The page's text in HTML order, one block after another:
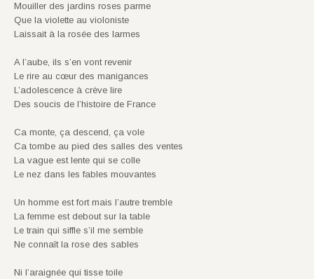
Mouiller des jardins roses parme
Que la violette au violoniste
Laissait à la rosée des larmes
A l’aube, ils s’en vont revenir
Le rire au cœur des manigances
L’adolescence à crève lire
Des soucis de l’histoire de France
Ca monte, ça descend, ça vole
Ca tombe au pied des salles des ventes
La vague est lente qui se colle
Le nez dans les fables mouvantes
Un homme est fort mais l’autre tremble
La femme est debout sur la table
Le train qui siffle s’il me semble
Ne connaît la rose des sables
Ni l’araignée qui tisse toile